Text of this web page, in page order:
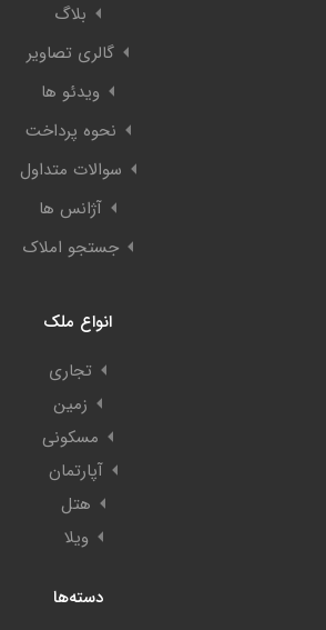
بلاگ
گالری تصاویر
ویدئو ها
نحوه پرداخت
سوالات متداول
آژانس ها
جستجو املاک
انواع ملک
تجاری
زمین
مسکونی
آپارتمان
هتل
ویلا
دسته‌ها